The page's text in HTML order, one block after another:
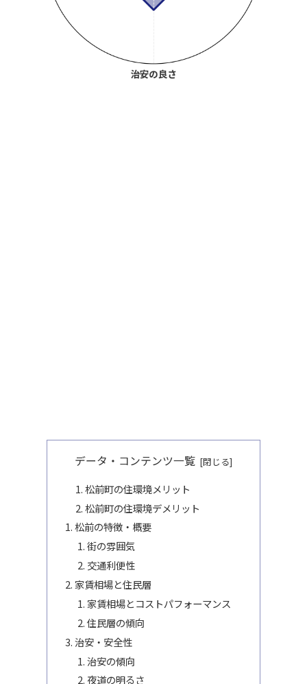
データ・コンテンツ一覧
松前町の住環境メリット
松前町の住環境デメリット
松前の特徴・概要
街の雰囲気
交通利便性
家賃相場と住民層
家賃相場とコストパフォーマンス
住民層の傾向
治安・安全性
治安の傾向
夜道の明るさ